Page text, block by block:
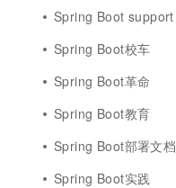
Spring Boot support
Spring Boot校车
Spring Boot革命
Spring Boot教育
Spring Boot部署文档
Spring Boot实践